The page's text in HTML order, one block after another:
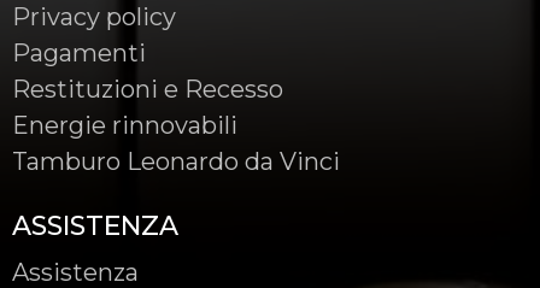
Privacy policy
Pagamenti
Restituzioni e Recesso
Energie rinnovabili
Tamburo Leonardo da Vinci
ASSISTENZA
Assistenza